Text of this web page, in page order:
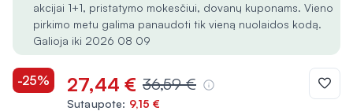
akcijai 1+1, pristatymo mokesčiui, dovanų kuponams. Vieno
pirkimo metu galima panaudoti tik vieną nuolaidos kodą.
Galioja iki 2026 08 09
-25% 27,44 € 36,59 €
Sutaupote: 9,15 €